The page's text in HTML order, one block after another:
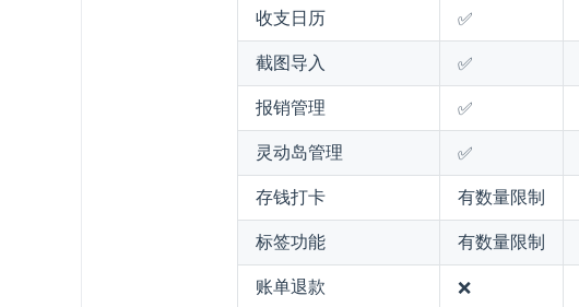
收支日历
✅
截图导入
✅
报销管理
✅
灵动岛管理
✅
存钱打卡
有数量限制
标签功能
有数量限制
账单退款
❌